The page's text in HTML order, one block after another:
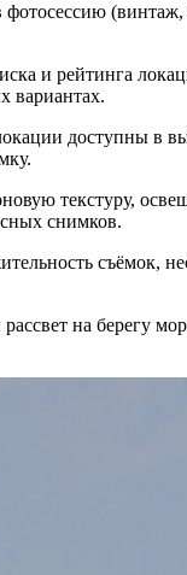
фотосессию
и рейтинга
вариантах.
доступны в
текстуру,
снимков.
съёмок,
на берегу